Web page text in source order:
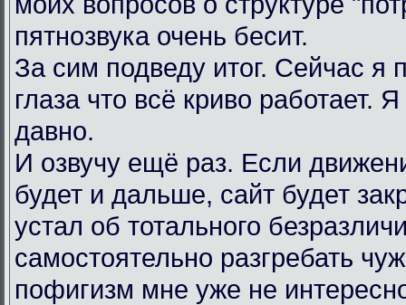
пятнозвука очень бесит.
За сим подведу итог. Сейчас я
глаза что всё криво работает.
давно.
И озвучу ещё раз. Если
будет и дальше, сайт будет
устал об тотального
самостоятельно разгребать
пофигизм мне уже не